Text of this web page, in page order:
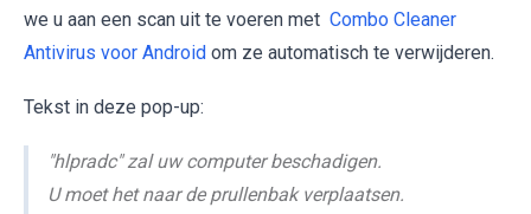
we u aan een scan uit te voeren met Combo Cleaner
Antivirus voor Android om ze automatisch te verwijderen.
Tekst in deze pop-up:
"hlpradc" zal uw computer beschadigen.
U moet het naar de prullenbak verplaatsen.